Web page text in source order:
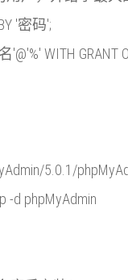
'密码';
'@'%' WITH GRANT
5.0.1/
-d phpMyAdmin